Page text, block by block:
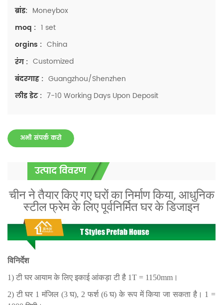
ब्रांड: Moneybox
moq : 1 set
orgins : China
रंग : Customized
बंदरगाह : Guangzhou/Shenzhen
लीड डेट : 7-10 Working Days Upon Deposit
अभी संपर्क करो
उत्पाद विवरण
चीन ने तैयार किए गए घरों का निर्माण किया, आधुनिक
स्टील फ्रेम के लिए पूर्वनिर्मित घर के डिजाइन
विनिर्देश
1) टी घर आयाम के लिए इकाई आंकड़ा टी है 1T = 1150mm।
2) टी घर 1 मंजिल (3 घ), 2 फर्श (6 घ) के रूप में किया जा सकता है। 1 =